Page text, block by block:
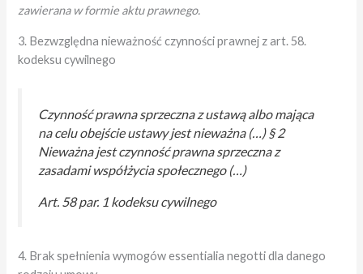
zawierana w formie aktu prawnego.
3. Bezwzględna nieważność czynności prawnej z art. 58.
kodeksu cywilnego
Czynność prawna sprzeczna z ustawą albo mająca
na celu obejście ustawy jest nieważna (…) § 2
Nieważna jest czynność prawna sprzeczna z
zasadami współżycia społecznego (…)
Art. 58 par. 1 kodeksu cywilnego
4. Brak spełnienia wymogów essentialia negotti dla danego